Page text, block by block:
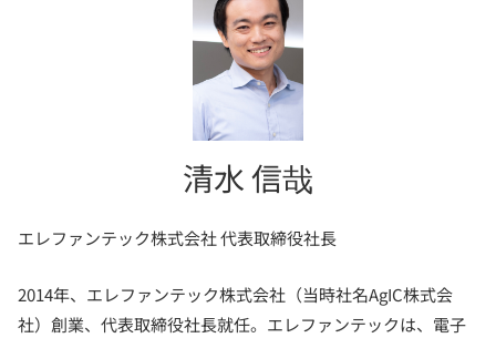
清水 信哉
エレファンテック株式会社 代表取締役社長
2014年、エレファンテック株式会社（当時社名AgIC株式会
社）創業、代表取締役社長就任。エレファンテックは、電子